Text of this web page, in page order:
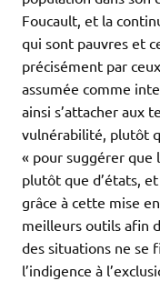
Foucault, et la
qui sont pauvres et
précisément par
assumée comme
ainsi s’attacher aux
vulnérabilité, plutôt
« pour suggérer que
plutôt que d’états,
grâce à cette mise
meilleurs outils afin
des situations ne se
l’indigence à